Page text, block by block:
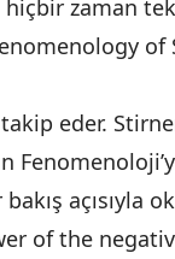
zaman
eder.
açısıyla
of the